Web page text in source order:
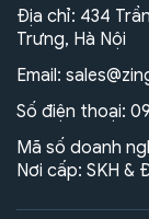
Địa chỉ: 434
Trưng, Hà Nội
Email:
Số điện thoại:
Mã số doanh
Nơi cấp: SKH &